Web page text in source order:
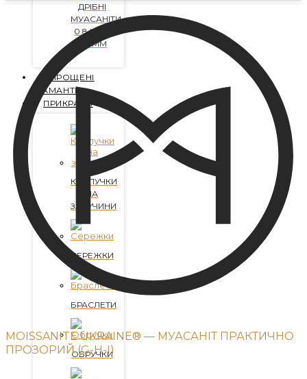
ДРІБНІ
МУАСАНІТИ
0.8 ММ -
2.4 ММ
ВИРОЩЕНІ
ДІАМАНТИ
ПРИКРАСИ
КАБЛУЧКИ
НА
ЗАРУЧИНИ
СЕРЕЖКИ
БРАСЛЕТИ
ОБРУЧКИ
MOISSANITE UKRAINE® — МУАСАНІТ ПРАКТИЧНО
ПРОЗОРИЙ (G-H-I)